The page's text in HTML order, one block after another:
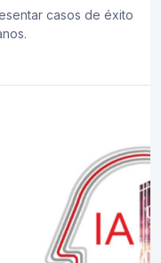
casos de éxito